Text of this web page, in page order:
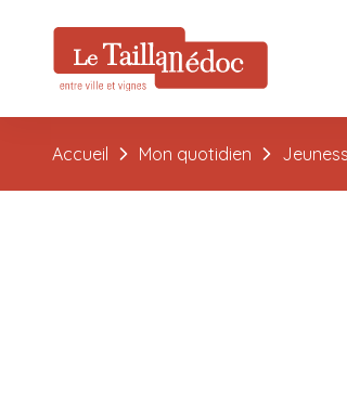
Accueil Mon quotidien